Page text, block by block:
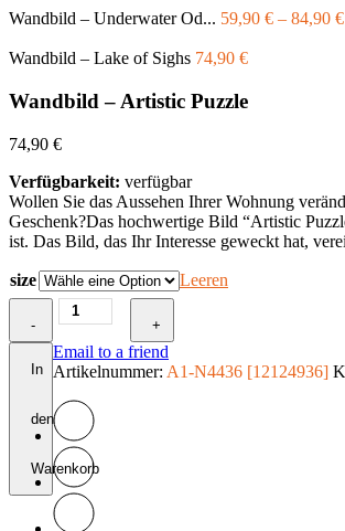
Wandbild – Underwater Od... 59,90 € – 84,90 €
Wandbild – Lake of Sighs 74,90 €
Wandbild – Artistic Puzzle
74,90 €
Verfügbarkeit: verfügbar
Wollen Sie das Aussehen Ihrer Wohnung
Geschenk?Das hochwertige Bild “Artistic
ist. Das Bild, das Ihr Interesse geweckt hat,
size Leeren
-
Wandbild
-
Artistic
Puzzle
+
In
den
Warenkorb
Email to a friend
Artikelnummer: A1-N4436 [12124936]